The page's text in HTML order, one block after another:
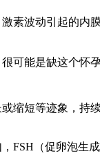
素波动引起的内
缩短等迹象，持
FSH（促卵泡生